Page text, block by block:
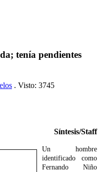
tenía pendientes
. Visto: 3745
Síntesis/Staff
Un hombre
identificado como
Fernando Niño